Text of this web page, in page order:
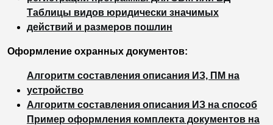
Таблицы видов юридически значимых
действий и размеров пошлин
Оформление охранных документов:
Алгоритм составления описания ИЗ, ПМ на
устройство
Алгоритм составления описания ИЗ на способ
Пример оформления комплекта документов на